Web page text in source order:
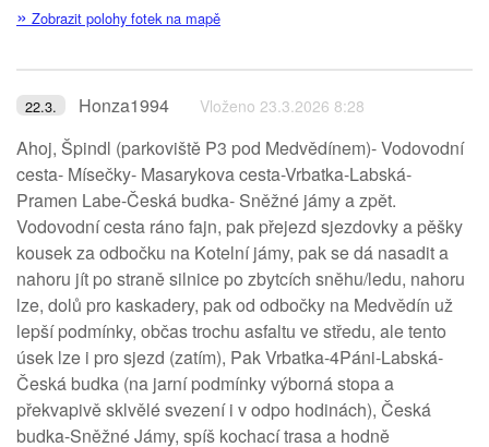
» Zobrazit polohy fotek na mapě
22.3. Honza1994 Vloženo 23.3.2026 8:28
Ahoj, Špindl (parkoviště P3 pod Medvědínem)- Vodovodní
cesta- Mísečky- Masarykova cesta-Vrbatka-Labská-
Pramen Labe-Česká budka- Sněžné jámy a zpět.
Vodovodní cesta ráno fajn, pak přejezd sjezdovky a pěšky
kousek za odbočku na Kotelní jámy, pak se dá nasadit a
nahoru jít po straně silnice po zbytcích sněhu/ledu, nahoru
lze, dolů pro kaskadery, pak od odbočky na Medvědín už
lepší podmínky, občas trochu asfaltu ve středu, ale tento
úsek lze i pro sjezd (zatím), Pak Vrbatka-4Páni-Labská-
Česká budka (na jarní podmínky výborná stopa a
překvapivě sklvělé svezení i v odpo hodinách), Česká
budka-Sněžné Jámy, spíš kochací trasa a hodně